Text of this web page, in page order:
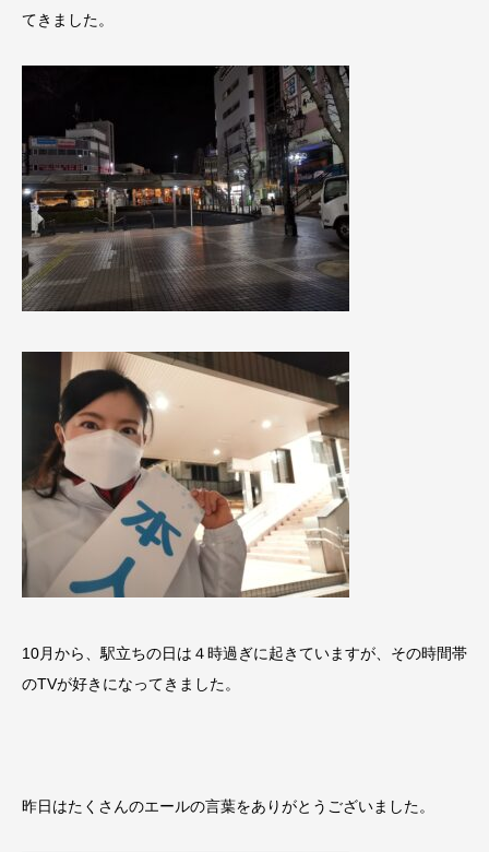
てきました。
10月から、駅立ちの日は４時過ぎに起きていますが、その時間帯
のTVが好きになってきました。
昨日はたくさんのエールの言葉をありがとうございました。